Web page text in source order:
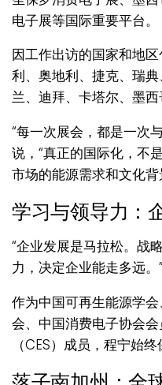
电子展等国际重要平台。
因工作出访的国家和地
利、奥地利、捷克、瑞
兰、迪拜、卡塔尔、墨西
“每一次展会，都是一次
说，“真正的国际化，不
市场的能源需求和文化背
学习与领导力：
“企业发展是马拉松。战
力，决定企业能走多远。
作为中国可再生能源学
会、中国消费电子协会
（CES）成员，程宁始